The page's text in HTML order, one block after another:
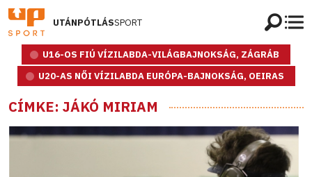
UTÁNPÓTLÁSSPORT
U16-OS FIÚ VÍZILABDA-VILÁGBAJNOKSÁG, ZÁGRÁB
U20-AS NŐI VÍZILABDA EURÓPA-BAJNOKSÁG, OEIRAS
CÍMKE: JÁKÓ MIRIAM